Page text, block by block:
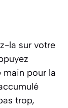
la sur votre
main pour la
trop,